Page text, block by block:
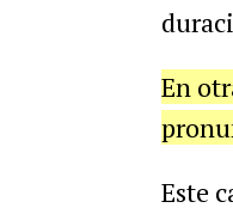
En
Este